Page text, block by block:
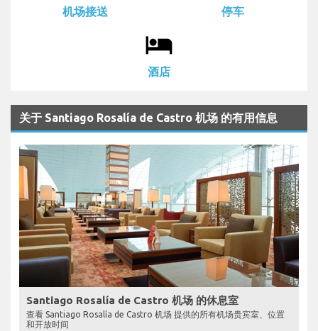
机场接送 停车
local_hotel
酒店
关于 Santiago Rosalía de Castro 机场 的有用信息
Santiago Rosalía de Castro 机场 的休息室
查看 Santiago Rosalía de Castro 机场 提供的所有机场贵宾室、位置
和开放时间